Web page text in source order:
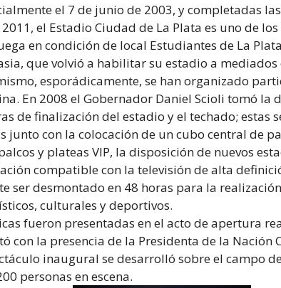
el 7 de junio de 2003, y completadas
el Estadio Ciudad de La Plata es uno de
en condición de local Estudiantes de La
que volvió a habilitar su estadio a mediados
esporádicamente, se han organizado
En 2008 el Gobernador Daniel Scioli tomó la
de finalización del estadio y el techado; estas
junto con la colocación de un cubo central de
y plateas VIP, la disposición de nuevos
compatible con la televisión de alta
ser desmontado en 48 horas para la
culturales y deportivos.
fueron presentadas en el acto de apertura
con la presencia de la Presidenta de la Nación
inaugural se desarrolló sobre el campo
personas en escena.